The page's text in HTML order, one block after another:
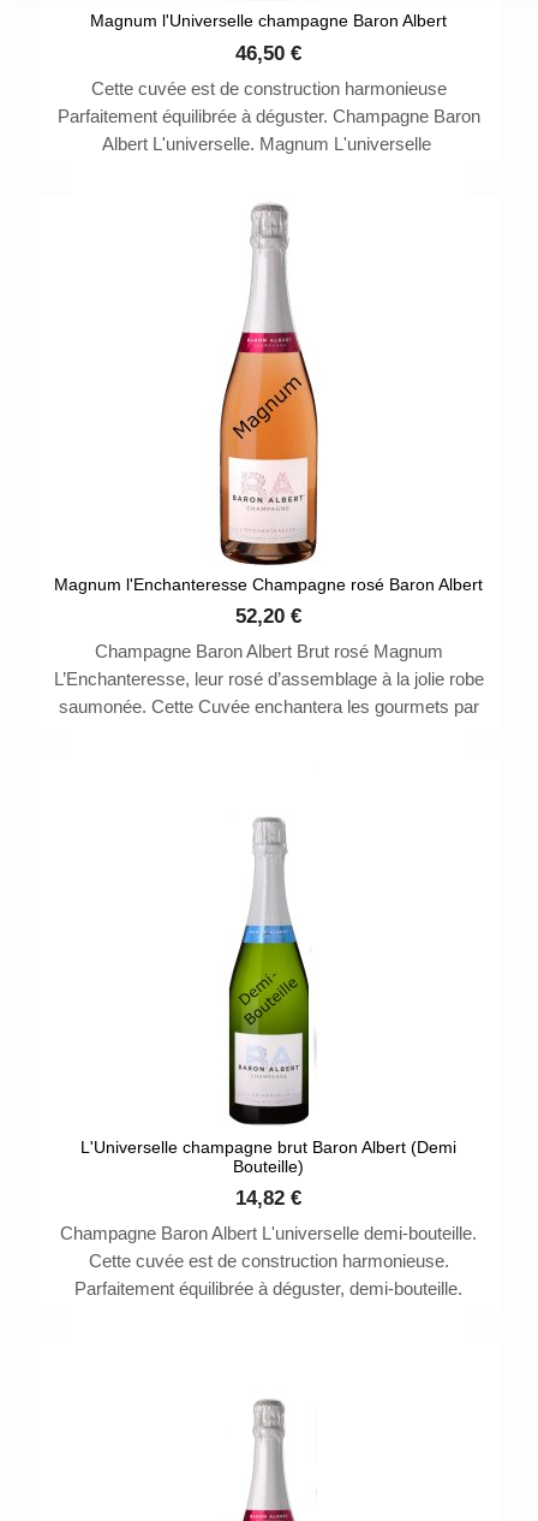
Magnum l'Universelle champagne Baron Albert
46,50 €
Cette cuvée est de construction harmonieuse
Parfaitement équilibrée à déguster. Champagne Baron
Albert L'universelle. Magnum L'universelle
Magnum l'Enchanteresse Champagne rosé Baron Albert
52,20 €
Champagne Baron Albert Brut rosé Magnum
L’Enchanteresse, leur rosé d’assemblage à la jolie robe
saumonée. Cette Cuvée enchantera les gourmets par
L'Universelle champagne brut Baron Albert (Demi
Bouteille)
14,82 €
Champagne Baron Albert L'universelle demi-bouteille.
Cette cuvée est de construction harmonieuse.
Parfaitement équilibrée à déguster, demi-bouteille.